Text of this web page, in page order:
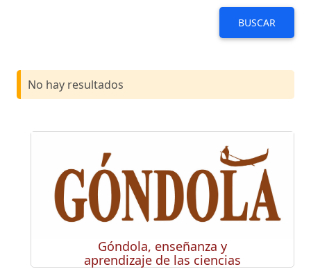
BUSCAR
No hay resultados
Góndola, enseñanza y
aprendizaje de las ciencias